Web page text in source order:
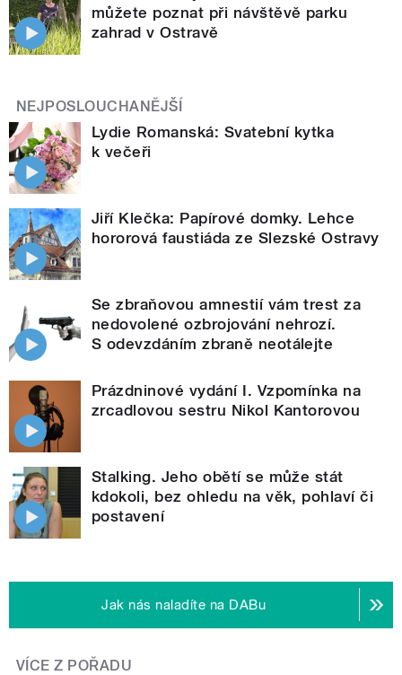
můžete poznat při návštěvě parku
zahrad v Ostravě
NEJPOSLOUCHANĚJŠÍ
Lydie Romanská: Svatební kytka
k večeři
Jiří Klečka: Papírové domky. Lehce
hororová faustiáda ze Slezské Ostravy
Se zbraňovou amnestií vám trest za
nedovolené ozbrojování nehrozí.
S odevzdáním zbraně neotálejte
Prázdninové vydání I. Vzpomínka na
zrcadlovou sestru Nikol Kantorovou
Stalking. Jeho obětí se může stát
kdokoli, bez ohledu na věk, pohlaví či
postavení
Jak nás naladíte na DABu
VÍCE Z POŘADU